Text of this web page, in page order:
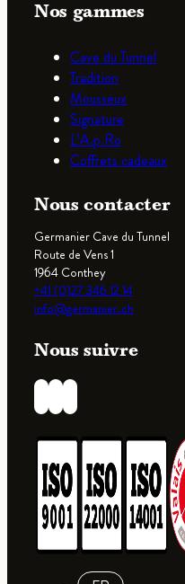
Nos gammes
Cave du Tunnel
Tradition
Mousseux
Signature
L’A.p.Ro
Coffrets cadeaux
Nous contacter
Germanier Cave du Tunnel
Route de Vens 1
1964 Conthey
+41 (0)27 346 12 14
info@germanier.ch
Nous suivre